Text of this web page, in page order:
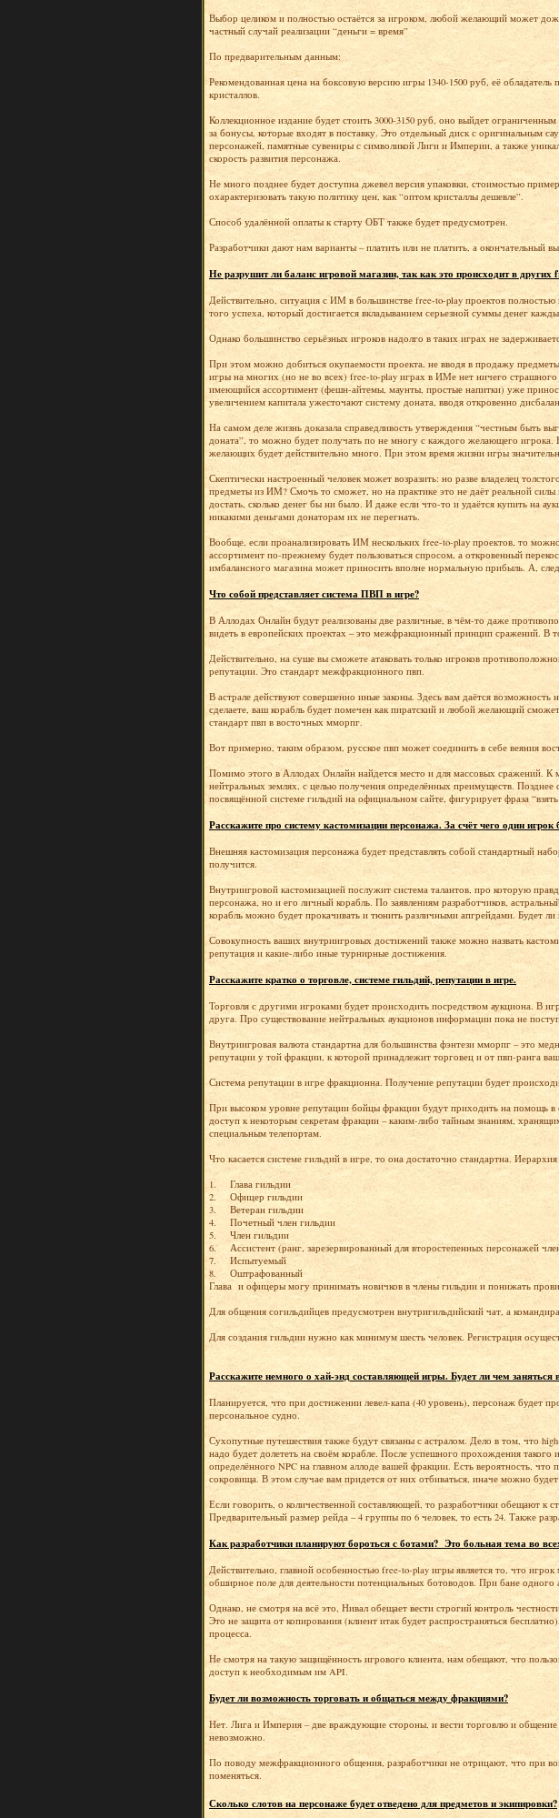
Выбор целиком и полностью остаётся за игроком, любой желающий может
частный случай реализации “деньги = время”
По предварительным данным:
Рекомендованная цена на боксовую версию игры 1340-1500 руб, её
кристаллов.
Коллекционное издание будет стоить 3000-3150 руб, оно выйдет
за бонусы, которые входят в поставку. Это отдельный диск с оригинальным
персонажей, памятные сувениры с символикой Лиги и Империи, а также
скорость развития персонажа.
Не много позднее будет доступна джевел версия упаковки, стоимостью
охарактеризовать такую политику цен, как “оптом кристаллы дешевле”.
Способ удалённой оплаты к старту ОБТ также будет предусмотрен.
Разработчики дают нам варианты – платить или не платить, а окончательный
Не разрушит ли баланс игровой магазин, так как это происходит в других
Действительно, ситуация с ИМ в большинстве free-to-play проектов
того успеха, который достигается вкладыванием серьезной суммы денег
Однако большинство серьёзных игроков надолго в таких играх не
При этом можно добиться окупаемости проекта, не вводя в продажу
игры на многих (но не во всех) free-to-play играх в ИМе нет ничего
имеющийся ассортимент (фешн-айтемы, маунты, простые напитки) уже
увеличением капитала ужесточают систему доната, вводя откровенно
На самом деле жизнь доказала справедливость утверждения “честным быть
доната”, то можно будет получать по не многу с каждого желающего игрока.
желающих будет действительно много. При этом время жизни игры
Скептически настроенный человек может возразить: но разве владелец
предметы из ИМ? Смочь то сможет, но на практике это не даёт реальной
достать, сколько денег бы ни было. И даже если что-то и удаётся купить на
никакими деньгами донаторам их не перегнать.
Вообще, если проанализировать ИМ нескольких free-to-play проектов, то
ассортимент по-прежнему будет пользоваться спросом, а откровенный
имбалансного магазина может приносить вполне нормальную прибыль. А,
Что собой представляет система ПВП в игре?
В Аллодах Онлайн будут реализованы две различные, в чём-то даже
видеть в европейских проектах – это межфракционный принцип сражений. В
Действительно, на суше вы сможете атаковать только игроков
репутации. Это стандарт межфракционного пвп.
В астрале действуют совершенно иные законы. Здесь вам даётся
сделаете, ваш корабль будет помечен как пиратский и любой желающий
стандарт пвп в восточных мморпг.
Вот примерно, таким образом, русское пвп может соединить в себе веяния
Помимо этого в Аллодах Онлайн найдется место и для массовых сражений. К
нейтральных землях, с целью получения определённых преимуществ.
посвящённой системе гильдий на официальном сайте, фигурирует фраза
Расскажите про систему кастомизации персонажа. За счёт чего один
Внешняя кастомизация персонажа будет представлять собой стандартный
получится.
Внутриигровой кастомизацией послужит система талантов, про которую
персонажа, но и его личный корабль. По заявлениям разработчиков,
корабль можно будет прокачивать и тюнить различными апгрейдами. Будет
Совокупность ваших внутриигровых достижений также можно назвать
репутация и какие-либо иные турнирные достижения.
Расскажите кратко о торговле, системе гильдий, репутации в игре.
Торговля с другими игроками будет происходить посредством аукциона. В
друга. Про существование нейтральных аукционов информации пока не
Внутриигровая валюта стандартна для большинства фэнтези мморпг – это
репутации у той фракции, к которой принадлежит торговец и от пвп-ранга
Система репутации в игре фракционна. Получение репутации будет
При высоком уровне репутации бойцы фракции будут приходить на помощь
доступ к некоторым секретам фракции – каким-либо тайным знаниям,
специальным телепортам.
Что касается системе гильдий в игре, то она достаточно стандартна.
1. Глава гильдии
2. Офицер гильдии
3. Ветеран гильдии
4. Почетный член гильдии
5. Член гильдии
6. Ассистент (ранг, зарезервированный для второстепенных персонажей
7. Испытуемый
8. Оштрафованный
Глава и офицеры могу принимать новичков в члены гильдии и понижать
Для общения согильдийцев предусмотрен внутригильдийский чат, а
Для создания гильдии нужно как минимум шесть человек. Регистрация
Расскажите немного о хай-энд составляющей игры. Будет ли чем
Планируется, что при достижении левел-капа (40 уровень), персонаж будет
персональное судно.
Сухопутные путешествия также будут связаны с астралом. Дело в том, что
надо будет долететь на своём корабле. После успешного прохождения
определённого NPC на главном аллоде вашей фракции. Есть вероятность,
сокровища. В этом случае вам придется от них отбиваться, иначе можно
Если говорить, о количественной составляющей, то разработчики обещают к
Предварительный размер рейда – 4 группы по 6 человек, то есть 24. Также
Как разработчики планируют бороться с ботами? Это больная тема во
Действительно, главной особенностью free-to-play игры является то, что
обширное поле для деятельности потенциальных ботоводов. При бане одного
Однако, не смотря на всё это, Нивал обещает вести строгий контроль
Это не защита от копирования (клиент итак будет распространяться
процесса.
Не смотря на такую защищённость игрового клиента, нам обещают, что
доступ к необходимым им API.
Будет ли возможность торговать и общаться между фракциями?
Нет. Лига и Империя – две враждующие стороны, и вести торговлю и
невозможно.
По поводу межфракционного общения, разработчики не отрицают, что при
поменяться.
Сколько слотов на персонаже будет отведено для предметов и экипировки?